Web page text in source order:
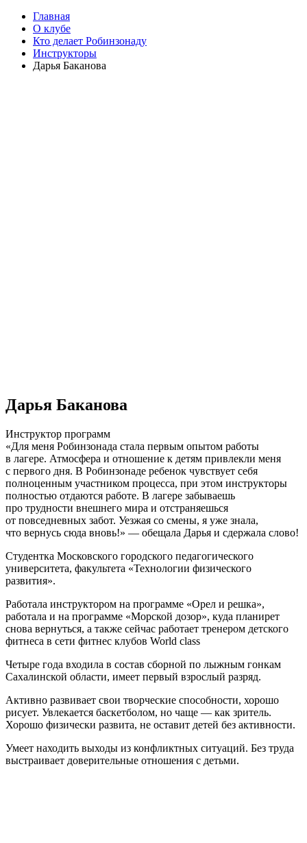
Главная
О клубе
Кто делает Робинзонаду
Инструкторы
Дарья Баканова
Дарья Баканова
Инструктор программ
«Для меня Робинзонада стала первым опытом работы
в лагере. Атмосфера и отношение к детям привлекли меня
с первого дня. В Робинзонаде ребенок чувствует себя
полноценным участником процесса, при этом инструкторы
полностью отдаются работе. В лагере забываешь
про трудности внешнего мира и отстраняешься
от повседневных забот. Уезжая со смены, я уже знала,
что вернусь сюда вновь!» — обещала Дарья и сдержала слово!
Студентка Московского городского педагогического
университета, факультета «Технологии физического
развития».
Работала инструктором на программе «Орел и решка»,
работала и на программе «Морской дозор», куда планирет
снова вернуться, а также сейчас работает тренером детского
фитнеса в сети фитнес клубов World class
Четыре года входила в состав сборной по лыжным гонкам
Сахалинской области, имеет первый взрослый разряд.
Активно развивает свои творческие способности, хорошо
рисует. Увлекается баскетболом, но чаще — как зритель.
Хорошо физически развита, не оставит детей без активности.
Умеет находить выходы из конфликтных ситуаций. Без труда
выстраивает доверительные отношения с детьми.